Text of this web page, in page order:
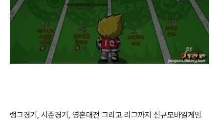
랭그경기, 시준경기, 영혼대전 그리고 리그까지 신규모바일게임